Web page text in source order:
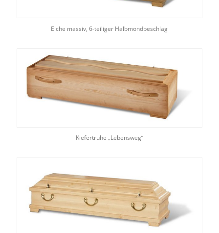
Eiche massiv, 6-teiliger Halbmondbeschlag
Kiefertruhe „Lebensweg“